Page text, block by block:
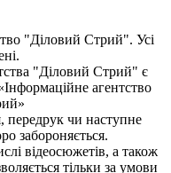
"Діловий Стрий". Усі
"Діловий Стрий" є
агентство
передрук чи наступне
забороняється.
відеосюжетів, а також
тільки за умови